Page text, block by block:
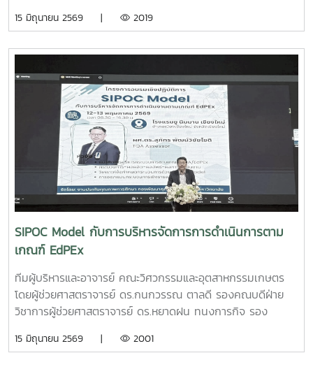
2026 รอบภูมิภาค ภาคเหนือ ซึ่งจัดขึ้นเมื่อวันที่ 11 พฤษภาคม
เหนือ) จังหวัดเชียงใหม่ ผลงาน“เครื่องสกัดกาแฟรูปแบบใหม่โดย
ใช้เทคโนโลยี PLU”สมาชิกทีม• นายอนุพงศ์ เขื่อนแก้วนักศึกษา
ปริญญาโท คณะวิศวกรรมและอุตสาหกรรมเกษตร• นายอาทิตย์
ด่านกระโทกนักศึกษาปริญญาโท คณะวิศวกรรมและอุตสาหกรรม
เกษตร• นายตันติกร กันนานักศึกษาปริญญาตรี คณะ
บริหารธุรกิจ• Nirmala Bhuvana Chandra
Ramisettyนักศึกษาปริญญาโท วิทยาลัยนานาชาติอาจารย์ที่
ปรึกษารองศาสตราจารย์ ดร.จตุรภัทร วาฤทธิ์คณะวิศวกรรมและ
อุตสาหกรรมเกษตรการแข่งขัน Startup Thailand League
2026 เป็นเวทีสำคัญในการส่งเสริมศักยภาพนักศึกษาด้าน
นวัตกรรมและการเป็นผู้ประกอบการรุ่นใหม่ โดยเปิดโอกาสให้
นักศึกษาได้นำเสนอแนวคิดธุรกิจและผลงานนวัตกรรมสู่การ
พัฒนาเชิงพาณิชย์ในระดับประเทศทั้งนี้ ทีม Coff Brew ได้รับ
คัดเลือกให้พัฒนาผลงานต้นแบบและเตรียมเข้าร่วมกิจกรรม
Demo Day ระหว่างวันที่ 25–27 มิถุนายน 2569 ณ ศูนย์การค้า
สยามพารากอน กรุงเทพมหานคร เพื่อจัดแสดงผลงานต่อนัก
ไปคณะวิศวกรรมและอุตสาหกรรมเกษตร ขอร่วมชื่นชมและภาค
15 มิถุนายน 2569 | 2019
SIPOC Model กับการบริหารจัดการการดำเนินการตาม
เกณฑ์ EdPEx
ทีมผู้บริหารและอาจารย์ คณะวิศวกรรมและอุตสาหกรรมเกษตร
โดยผู้ช่วยศาสตราจารย์ ดร.กนกวรรณ ตาลดี รองคณบดีฝ่าย
วิชาการผู้ช่วยศาสตราจารย์ ดร.หยาดฝน ทนงการกิจ รอง
ดร.พิไลวรรณ พรประสิทธ์ ผู้ช่วยคณบดีฝ่ายบริหารและเทคโนโลยี
15 มิถุนายน 2569 | 2001